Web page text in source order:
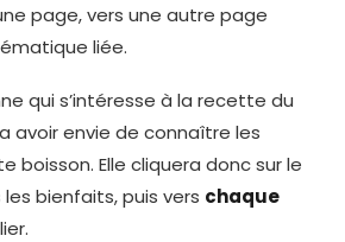
page, vers une autre page
liée.
qui s’intéresse à la recette du
avoir envie de connaître les
boisson. Elle cliquera donc sur le
bienfaits, puis vers chaque